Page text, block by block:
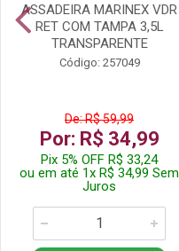
ASSADEIRA MARINEX VDR
RET COM TAMPA 3,5L
TRANSPARENTE
Código: 257049
De: R$ 59,99
Por: R$ 34,99
Pix 5% OFF R$ 33,24
ou em até 1x R$ 34,99 Sem
Juros